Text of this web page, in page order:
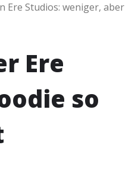
Ere Studios: weniger, aber
Ere
so